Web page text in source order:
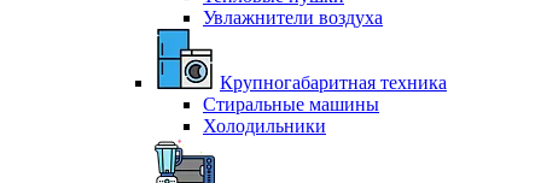
Увлажнители воздуха
Крупногабаритная техника
Стиральные машины
Холодильники